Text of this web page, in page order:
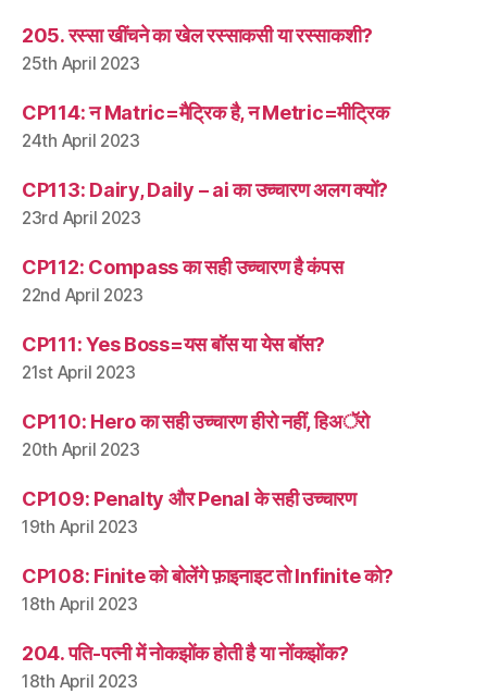
205. रस्सा खींचने का खेल रस्साकसी या रस्साकशी?
25th April 2023
CP114: न Matric=मैट्रिक है, न Metric=मीट्रिक
24th April 2023
CP113: Dairy, Daily – ai का उच्चारण अलग क्यों?
23rd April 2023
CP112: Compass का सही उच्चारण है कंपस
22nd April 2023
CP111: Yes Boss=यस बॉस या येस बॉस?
21st April 2023
CP110: Hero का सही उच्चारण हीरो नहीं, हिअॅरो
20th April 2023
CP109: Penalty और Penal के सही उच्चारण
19th April 2023
CP108: Finite को बोलेंगे फ़ाइनाइट तो Infinite को?
18th April 2023
204. पति-पत्नी में नोकझोंक होती है या नोंकझोंक?
18th April 2023